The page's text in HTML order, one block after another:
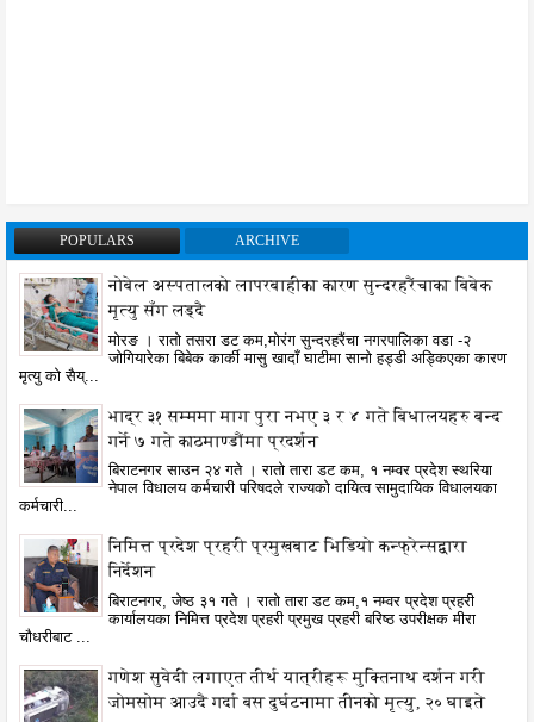
POPULARS ARCHIVE
नोबेल अस्पतालको लापरबाहीका कारण सुन्दरहरैंचाका बिबेक
मृत्यु सँग लड्दै
मोरङ । रातो तसरा डट कम,मोरंग सुन्दरहरैंचा नगरपालिका वडा -२
जोगियारेका बिबेक कार्की मासु खादाँ घाटीमा सानो हड्डी अड्किएका कारण
मृत्यु को सैय्...
भाद्र ३१ सम्ममा माग पुरा नभए ३ र ४ गते बिधालयहरु बन्द
गर्ने ७ गते काठमाण्डौंमा प्रदर्शन
बिराटनगर साउन २४ गते । रातो तारा डट कम, १ नम्वर प्रदेश स्थरिया
नेपाल विधालय कर्मचारी परिषदले राज्यको दायित्व सामुदायिक विधालयका
कर्मचारी...
निमित्त प्रदेश प्रहरी प्रमुखबाट भिडियो कन्फ्रेन्सद्वारा
निर्देशन
बिराटनगर, जेष्ठ ३१ गते । रातो तारा डट कम,१ नम्वर प्रदेश प्रहरी
कार्यालयका निमित्त प्रदेश प्रहरी प्रमुख प्रहरी बरिष्ठ उपरीक्षक मीरा
चौधरीबाट ...
गणेश सुवेदी लगाएत तीर्थ यात्रीहरू मुक्तिनाथ दर्शन गरी
जोमसोम आउदै गर्दा बस दुर्घटनामा तीनको मृत्यु, २० घाइते